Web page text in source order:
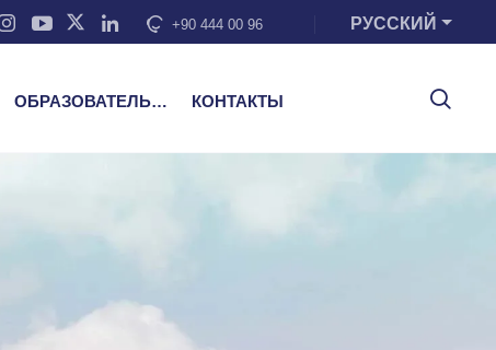
+90 444 00 96 РУССКИЙ
ОБРАЗОВАТЕЛЬНЫЕ УСЛУГИ КОНТАКТЫ